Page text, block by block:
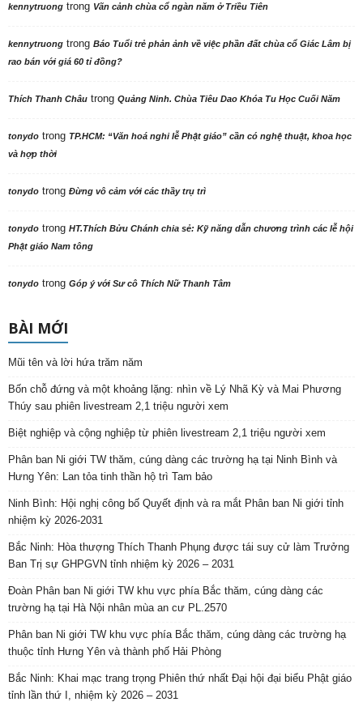
kennytruong trong Vãn cảnh chùa cổ ngàn năm ở Triều Tiên
kennytruong trong Báo Tuổi trẻ phản ảnh về việc phần đất chùa cổ Giác Lâm bị
rao bán với giá 60 tỉ đồng?
Thích Thanh Châu trong Quảng Ninh. Chùa Tiêu Dao Khóa Tu Học Cuối Năm
tonydo trong TP.HCM: “Văn hoá nghi lễ Phật giáo” cần có nghệ thuật, khoa học
và hợp thời
tonydo trong Đừng vô cảm với các thầy trụ trì
tonydo trong HT.Thích Bửu Chánh chia sẻ: Kỹ năng dẫn chương trình các lễ hội
Phật giáo Nam tông
tonydo trong Góp ý với Sư cô Thích Nữ Thanh Tâm
BÀI MỚI
Mũi tên và lời hứa trăm năm
Bốn chỗ đứng và một khoảng lặng: nhìn về Lý Nhã Kỳ và Mai Phương
Thúy sau phiên livestream 2,1 triệu người xem
Biệt nghiệp và cộng nghiệp từ phiên livestream 2,1 triệu người xem
Phân ban Ni giới TW thăm, cúng dàng các trường hạ tại Ninh Bình và
Hưng Yên: Lan tỏa tinh thần hộ trì Tam bảo
Ninh Bình: Hội nghị công bố Quyết định và ra mắt Phân ban Ni giới tỉnh
nhiệm kỳ 2026-2031
Bắc Ninh: Hòa thượng Thích Thanh Phụng được tái suy cử làm Trưởng
Ban Trị sự GHPGVN tỉnh nhiệm kỳ 2026 – 2031
Đoàn Phân ban Ni giới TW khu vực phía Bắc thăm, cúng dàng các
trường hạ tại Hà Nội nhân mùa an cư PL.2570
Phân ban Ni giới TW khu vực phía Bắc thăm, cúng dàng các trường hạ
thuộc tỉnh Hưng Yên và thành phố Hải Phòng
Bắc Ninh: Khai mạc trang trọng Phiên thứ nhất Đại hội đại biểu Phật giáo
tỉnh lần thứ I, nhiệm kỳ 2026 – 2031